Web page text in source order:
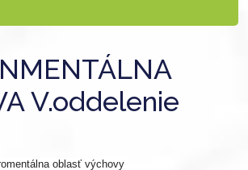
V.oddelenie
oblasť výchovy